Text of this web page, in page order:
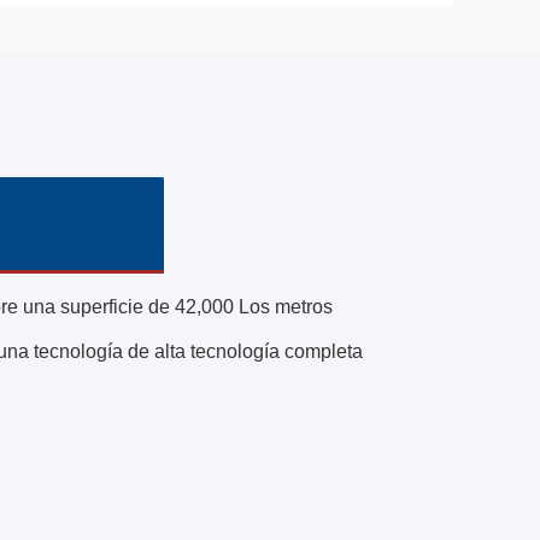
una superficie de 42,000 Los metros
tecnología de alta tecnología completa